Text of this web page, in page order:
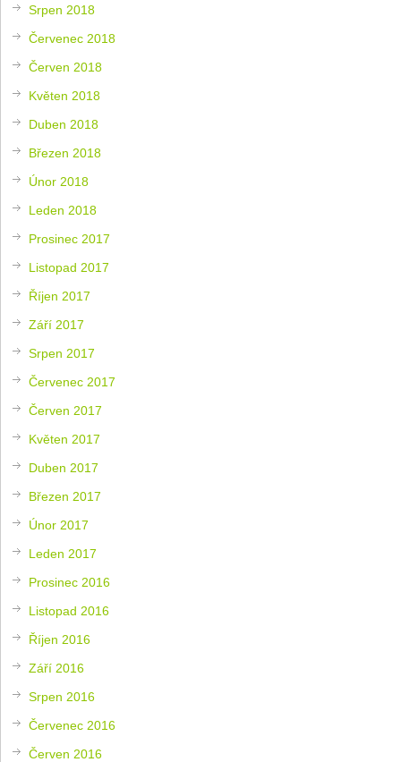
Srpen 2018
Červenec 2018
Červen 2018
Květen 2018
Duben 2018
Březen 2018
Únor 2018
Leden 2018
Prosinec 2017
Listopad 2017
Říjen 2017
Září 2017
Srpen 2017
Červenec 2017
Červen 2017
Květen 2017
Duben 2017
Březen 2017
Únor 2017
Leden 2017
Prosinec 2016
Listopad 2016
Říjen 2016
Září 2016
Srpen 2016
Červenec 2016
Červen 2016